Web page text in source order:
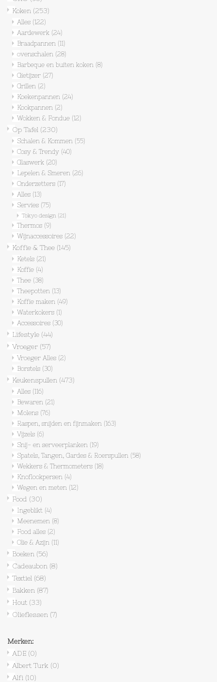
Op Tafel
Koffie & Thee
Lifestyle
Vroeger
Keukenspullen
Food
Boeken
Cadeaubon
Textiel
Hout
Olieflessen
Koken (253)
Alles (122)
Aardewerk (24)
Braadpannen (11)
ovenschalen (28)
Barbeque en buiten koken (8)
Gietijzer (27)
Grillen (2)
Koekenpannen (24)
Kookpannen (2)
Wokken & Fondue (12)
Op Tafel (230)
Schalen & Kommen (55)
Cosy & Trendy (40)
Glaswerk (20)
Lepelen & Smeren (26)
Onderzetters (17)
Alles (13)
Servies (75)
Tokyo design (21)
Thermos (9)
Wijnaccessoires (22)
Koffie & Thee (145)
Ketels (21)
Koffie (4)
Thee (38)
Theepotten (13)
Koffie maken (49)
Waterkokers (1)
Accessoires (30)
Lifestyle (44)
Vroeger (57)
Vroeger Alles (2)
Borstels (30)
Keukenspullen (473)
Alles (116)
Bewaren (21)
Molens (76)
Raspen, snijden en fijnmaken (163)
Vijzels (6)
Snij- en serveerplanken (19)
Spatels, Tangen, Gardes & Roerspullen (58)
Wekkers & Thermometers (18)
Knoflookpersen (4)
Wegen en meten (12)
Food (30)
Ingeblikt (4)
Meenemen (8)
Food alles (2)
Olie & Azijn (11)
Boeken (56)
Cadeaubon (8)
Textiel (68)
Bakken (87)
Hout (33)
Olieflessen (7)
Merken:
ADE (0)
Albert Turk (0)
Alfi (10)